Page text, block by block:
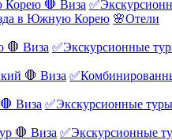
Корею 🛑 Виза
в Южную Корею 🌸Отели
🛑 Виза ✅Экскурсионные
🛑 Виза
🛑 Виза ✅Экскурсионные туры
🛑 Виза ✅Экскурсионные